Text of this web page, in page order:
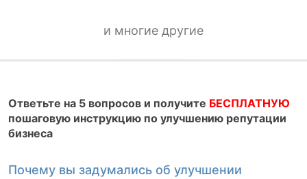
и многие другие
Ответьте на 5 вопросов и получите БЕСПЛАТНУЮ
пошаговую инструкцию по улучшению репутации
бизнеса
Почему вы задумались об улучшении